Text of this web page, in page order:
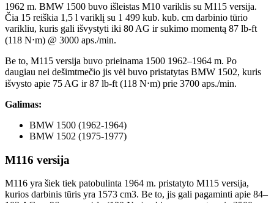
1962 m. BMW 1500 buvo išleistas M10 variklis su M115 versija.
Čia 15 reiškia 1,5 l variklį su 1 499 kub. kub. cm darbinio tūrio
varikliu, kuris gali išvystyti iki 80 AG ir sukimo momentą 87 lb-ft
(118 N⋅m) @ 3000 aps./min.
Be to, M115 versija buvo prieinama 1500 1962–1964 m. Po
daugiau nei dešimtmečio jis vėl buvo pristatytas BMW 1502, kuris
išvysto apie 75 AG ir 87 lb-ft (118 N⋅m) prie 3700 aps./min.
Galimas:
BMW 1500 (1962-1964)
BMW 1502 (1975-1977)
M116 versija
M116 yra šiek tiek patobulinta 1964 m. pristatyto M115 versija,
kurios darbinis tūris yra 1573 cm3. Be to, jis gali pagaminti apie 84–